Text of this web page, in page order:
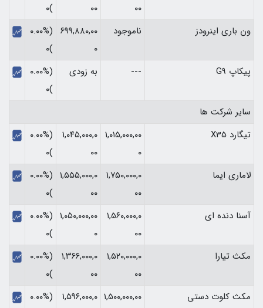
۰۰
۰۰
)۰
ون باری اینرودز
ناموجود
۶۹۹,۸۸۰,۰۰
۰
(۰.۰۰%
)۰
پیکاپ G9
--- به زودی
(۰.۰۰%
)۰
سایر شرکت ها
تیگارد X35
۱,۰۱۵,۰۰۰,۰۰
۰
۱,۰۴۵,۰۰۰,۰
۰۰
(۰.۰۰%
)۰
لاماری ایما
۱,۷۵۰,۰۰۰,۰
۰۰
۱,۵۵۵,۰۰۰,۰
۰۰
(۰.۰۰%
)۰
آسنا دنده ای
۱,۵۶۰,۰۰۰,۰
۰۰
۱,۰۵۰,۰۰۰,۰۰
۰
(۰.۰۰%
)۰
مکث تیارا
۱,۵۲۰,۰۰۰,۰
۰۰
۱,۳۶۶,۰۰۰,۰
۰۰
(۰.۰۰%
)۰
مکث کلوت دستی
۱,۵۰۰,۰۰۰,۰۰ ۱,۵۹۶,۰۰۰,۰
(۰.۰۰%